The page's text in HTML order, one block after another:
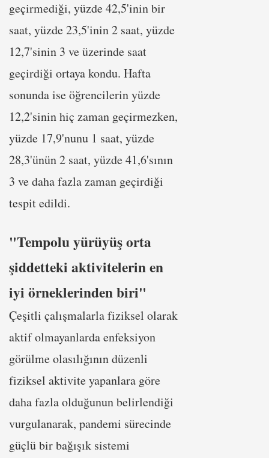
geçirmediği, yüzde 42,5'inin bir
saat, yüzde 23,5'inin 2 saat, yüzde
12,7'sinin 3 ve üzerinde saat
geçirdiği ortaya kondu. Hafta
sonunda ise öğrencilerin yüzde
12,2'sinin hiç zaman geçirmezken,
yüzde 17,9'nunu 1 saat, yüzde
28,3'ünün 2 saat, yüzde 41,6'sının
3 ve daha fazla zaman geçirdiği
tespit edildi.
"Tempolu yürüyüş orta
şiddetteki aktivitelerin en
iyi örneklerinden biri"
Çeşitli çalışmalarla fiziksel olarak
aktif olmayanlarda enfeksiyon
görülme olasılığının düzenli
fiziksel aktivite yapanlara göre
daha fazla olduğunun belirlendiği
vurgulanarak, pandemi sürecinde
güçlü bir bağışık sistemi